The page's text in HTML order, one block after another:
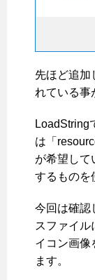
先ほど追加
れている事
LoadString
は「
が希望して
するものを
今回は確認
スファイル
イコン画像
ます。